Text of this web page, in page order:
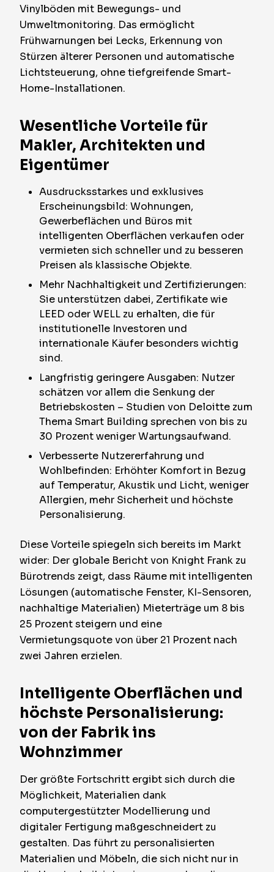
Vinylböden mit Bewegungs- und
Umweltmonitoring. Das ermöglicht
Frühwarnungen bei Lecks, Erkennung von
Stürzen älterer Personen und automatische
Lichtsteuerung, ohne tiefgreifende Smart-
Home-Installationen.
Wesentliche Vorteile für
Makler, Architekten und
Eigentümer
Ausdrucksstarkes und exklusives
Erscheinungsbild: Wohnungen,
Gewerbeflächen und Büros mit
intelligenten Oberflächen verkaufen oder
vermieten sich schneller und zu besseren
Preisen als klassische Objekte.
Mehr Nachhaltigkeit und Zertifizierungen:
Sie unterstützen dabei, Zertifikate wie
LEED oder WELL zu erhalten, die für
institutionelle Investoren und
internationale Käufer besonders wichtig
sind.
Langfristig geringere Ausgaben: Nutzer
schätzen vor allem die Senkung der
Betriebskosten – Studien von Deloitte zum
Thema Smart Building sprechen von bis zu
30 Prozent weniger Wartungsaufwand.
Verbesserte Nutzererfahrung und
Wohlbefinden: Erhöhter Komfort in Bezug
auf Temperatur, Akustik und Licht, weniger
Allergien, mehr Sicherheit und höchste
Personalisierung.
Diese Vorteile spiegeln sich bereits im Markt
wider: Der globale Bericht von Knight Frank zu
Bürotrends zeigt, dass Räume mit intelligenten
Lösungen (automatische Fenster, KI-Sensoren,
nachhaltige Materialien) Mieterträge um 8 bis
25 Prozent steigern und eine
Vermietungsquote von über 21 Prozent nach
zwei Jahren erzielen.
Intelligente Oberflächen und
höchste Personalisierung:
von der Fabrik ins
Wohnzimmer
Der größte Fortschritt ergibt sich durch die
Möglichkeit, Materialien dank
computergestützter Modellierung und
digitaler Fertigung maßgeschneidert zu
gestalten. Das führt zu personalisierten
Materialien und Möbeln, die sich nicht nur in